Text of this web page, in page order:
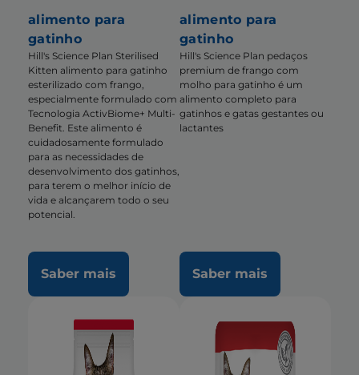
alimento para
gatinho
Hill's Science Plan Sterilised
Kitten alimento para gatinho
esterilizado com frango,
especialmente formulado com
Tecnologia ActivBiome+ Multi-
Benefit. Este alimento é
cuidadosamente formulado
para as necessidades de
desenvolvimento dos gatinhos,
para terem o melhor início de
vida e alcançarem todo o seu
potencial.
Saber mais
alimento para
gatinho
Hill's Science Plan pedaços
premium de frango com
molho para gatinho é um
alimento completo para
gatinhos e gatas gestantes ou
lactantes
Saber mais